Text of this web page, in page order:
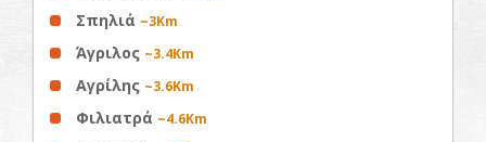
Σπηλιά ~3Km
Άγριλος ~3.4Km
Αγρίλης ~3.6Km
Φιλιατρά ~4.6Km